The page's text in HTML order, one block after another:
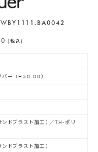
WBY1111.BA0042
(税込)
バー TH50-00）
ンドブラスト加工）／TH-ポリ
ドブラスト加工）